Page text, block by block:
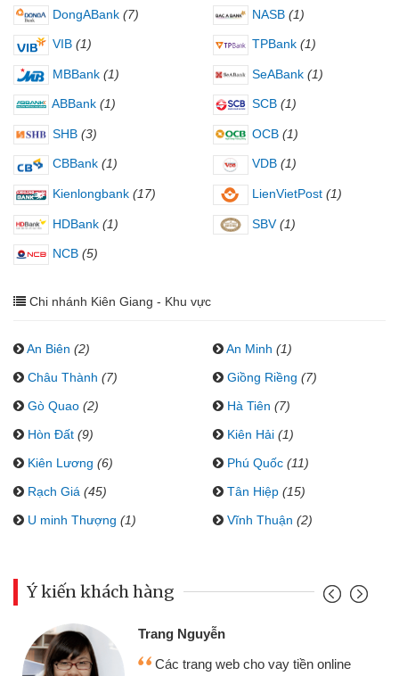
DongABank (7) NASB (1)
VIB (1) TPBank (1)
MBBank (1) SeABank (1)
ABBank (1) SCB (1)
SHB (3) OCB (1)
CBBank (1) VDB (1)
Kienlongbank (17) LienVietPost (1)
HDBank (1) SBV (1)
NCB (5)
Chi nhánh Kiên Giang - Khu vực
An Biên (2) An Minh (1)
Châu Thành (7) Giồng Riềng (7)
Gò Quao (2) Hà Tiên (7)
Hòn Đất (9) Kiên Hải (1)
Kiên Lương (6) Phú Quốc (11)
Rạch Giá (45) Tân Hiệp (15)
U minh Thượng (1) Vĩnh Thuận (2)
Ý kiến khách hàng
Trang Nguyễn
Các trang web cho vay tiền online